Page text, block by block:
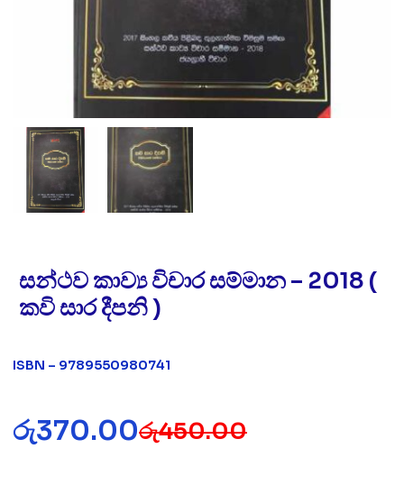
සන්ථව කාව්‍ය විචාර සම්මාන – 2018 (
කවි සාර දීපනි )
ISBN – 9789550980741
රු450.00
රු370.00